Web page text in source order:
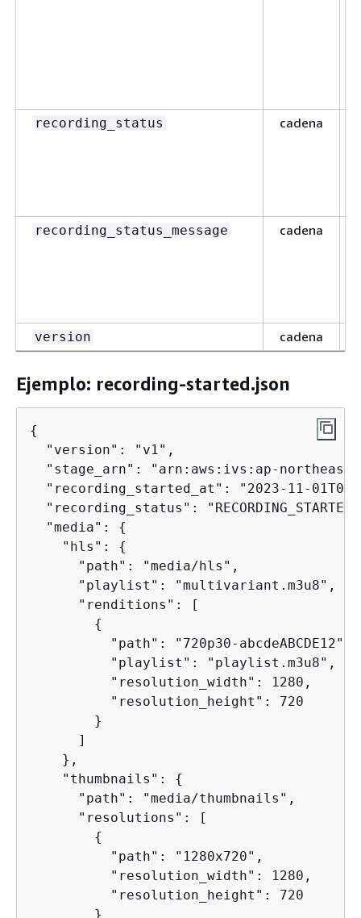
recording_status cadena
recording_status_message cadena
version cadena
Ejemplo: recording-started.json
{
  "version": "v1",
"stage_arn": "arn:aws:ivs:ap-
"recording_started_at": "2023-11-
"recording_status":
  "media":
{
    "hls":
{
      "path": "media/hls",
      "playlist": "multivariant.m3u8",
      "renditions": [
{
          "path": "720p30-abcdeABCDE12",
          "playlist": "playlist.m3u8",
          "resolution_width": 1280,
          "resolution_height": 720
        }
      ]
    },
    "thumbnails":
{
      "path": "media/thumbnails",
      "resolutions": [
{
          "path": "1280x720",
          "resolution_width": 1280,
          "resolution_height": 720
        }